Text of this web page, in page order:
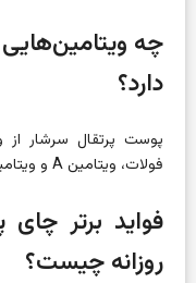
چه
دارد؟
فولات، ویتامین A و ویتامین B-6 است، و البته فیبر هم ندارد.
فواید برتر
روزانه چیست؟